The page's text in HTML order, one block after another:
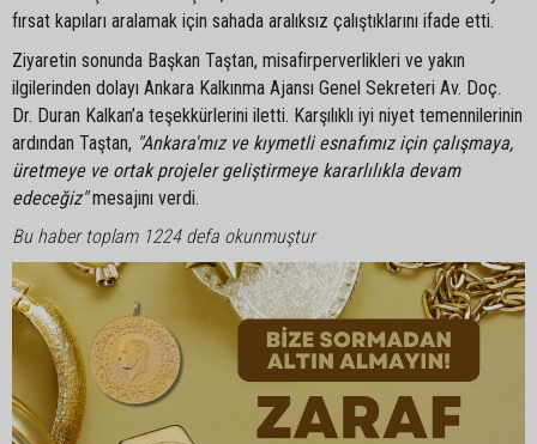
fırsat kapıları aralamak için sahada aralıksız çalıştıklarını ifade etti.
Ziyaretin sonunda Başkan Taştan, misafirperverlikleri ve yakın
ilgilerinden dolayı Ankara Kalkınma Ajansı Genel Sekreteri Av. Doç.
Dr. Duran Kalkan’a teşekkürlerini iletti. Karşılıklı iyi niyet temennilerinin
ardından Taştan, "Ankara'mız ve kıymetli esnafımız için çalışmaya,
üretmeye ve ortak projeler geliştirmeye kararlılıkla devam
edeceğiz"mesajını verdi.
Bu haber toplam 1224 defa okunmuştur